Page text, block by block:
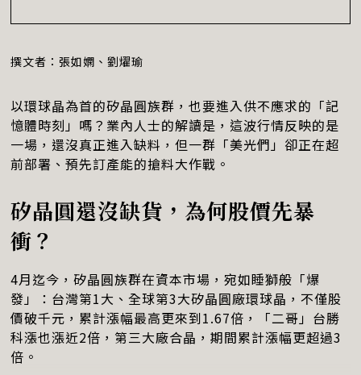
撰文者：張如嫻、劉燿瑜
以環球晶為首的矽晶圓族群，也要進入供不應求的「記
憶體時刻」嗎？業內人士的解讀是，這波行情反映的是
一場，還沒真正進入缺料，但一群「美光們」卻正在超
前部署、預先訂產能的搶料大作戰。
矽晶圓還沒缺貨，為何股價先暴
衝？
4月迄今，矽晶圓族群在資本市場，宛如睡獅般「爆
發」：台灣第1大、全球第3大矽晶圓廠環球晶，不僅股
價破千元，累計漲幅最高更來到1.67倍，「二哥」台勝
科漲也漲近2倍，第三大廠合晶，期間累計漲幅更超過3
倍。